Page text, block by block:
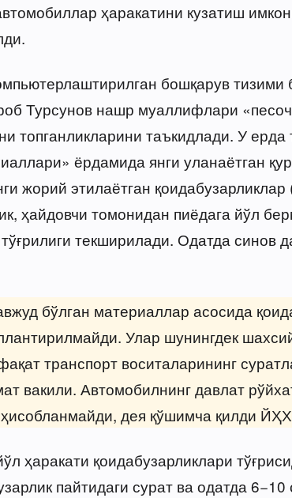
ҳаракатини кузатиш
бошқарув тизими
Турсунов нашр муаллифлари
топганликларини таъкидлади. У ерда
ёрдамида янги уланаётган
жорий этилаётган
ҳайдовчи томонидан пиёдага йўл
текширилади. Одатда синов
бўлган материаллар асосида
Улар шунингдек
транспорт воситаларининг
вакили. Автомобилнинг давлат
дея қўшимча қилди
ҳаракати қоидабузарликлари
пайтидаги сурат ва одатда